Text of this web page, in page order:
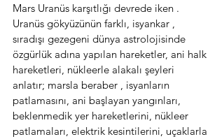
Mars Uranüs karşıtlığı devrede iken .
Uranüs gökyüzünün farklı, isyankar ,
sıradışı gezegeni dünya astrolojisinde
özgürlük adına yapılan hareketler, ani halk
hareketleri, nükleerle alakalı şeyleri
anlatır; marsla beraber , isyanların
patlamasını, ani başlayan yangınları,
beklenmedik yer hareketlerini, nükleer
patlamaları, elektrik kesintilerini, uçaklarla